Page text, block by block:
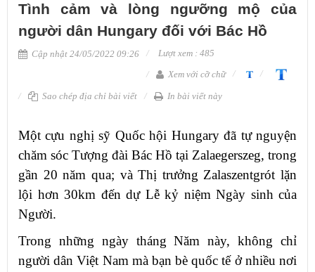
Tình cảm và lòng ngưỡng mộ của
người dân Hungary đối với Bác Hồ
Cập nhật 24/05/2022 09:26
Lượt xem : 485
Xem với cỡ chữ
Sao chép địa chỉ bài viết In bài viết này
Một cựu nghị sỹ Quốc hội Hungary đã tự nguyện
chăm sóc Tượng đài Bác Hồ tại Zalaegerszeg, trong
gần 20 năm qua; và Thị trưởng Zalaszentgrót lặn
lội hơn 30km đến dự Lễ kỷ niệm Ngày sinh của
Người.
Trong những ngày tháng Năm này, không chỉ
người dân Việt Nam mà bạn bè quốc tế ở nhiều nơi